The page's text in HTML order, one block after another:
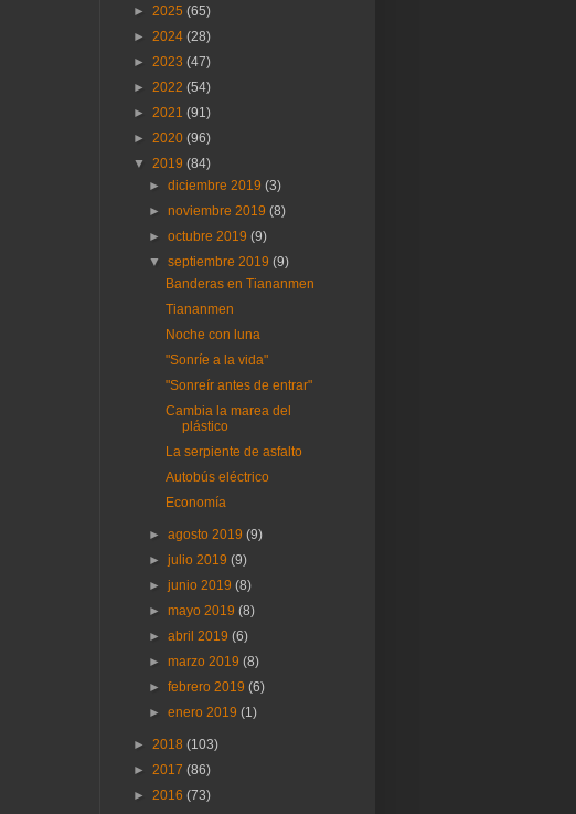
► 2025 (65)
► 2024 (28)
► 2023 (47)
► 2022 (54)
► 2021 (91)
► 2020 (96)
▼ 2019 (84)
►diciembre 2019(3)
►noviembre 2019(8)
►octubre 2019(9)
▼septiembre 2019(9)
Banderas en Tiananmen
Tiananmen
Noche con luna
"Sonríe a la vida"
"Sonreír antes de entrar"
Cambia la marea del
plástico
La serpiente de asfalto
Autobús eléctrico
Economía
►agosto 2019(9)
►julio 2019(9)
►junio 2019(8)
►mayo 2019(8)
►abril 2019(6)
►marzo 2019(8)
►febrero 2019(6)
►enero 2019(1)
► 2018 (103)
► 2017 (86)
► 2016 (73)